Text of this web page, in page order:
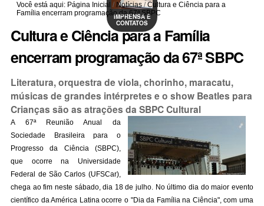
IMPRENSA E
CONTATOS
Você está aqui: Página Inicial / Notícias /Cultura e Ciência para a
Família encerram programação da 67ª SBPC
Cultura e Ciência para a Família
encerram programação da 67ª SBPC
Literatura, orquestra de viola, chorinho, maracatu,
músicas de grandes intérpretes e o show Beatles para
Crianças são as atrações da SBPC Cultural
A 67ª Reunião Anual da
Sociedade Brasileira para o
Progresso da Ciência (SBPC),
que ocorre na Universidade
Federal de São Carlos (UFSCar),
chega ao fim neste sábado, dia 18 de julho. No último dia do maior evento
científico da América Latina ocorre o "Dia da Família na Ciência", com uma